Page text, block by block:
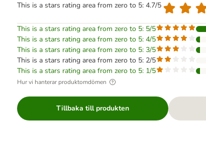
This is a stars rating area from zero to 5: 4.7/5
This is a stars rating area from zero to 5: 5/5
This is a stars rating area from zero to 5: 4/5
This is a stars rating area from zero to 5: 3/5
This is a stars rating area from zero to 5: 2/5
This is a stars rating area from zero to 5: 1/5
Hur vi hanterar produktomdömen
Tillbaka till produkten